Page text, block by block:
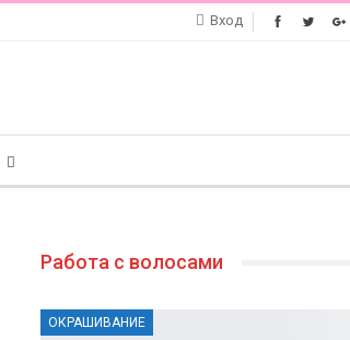
Вход
Работа с волосами
ОКРАШИВАНИЕ